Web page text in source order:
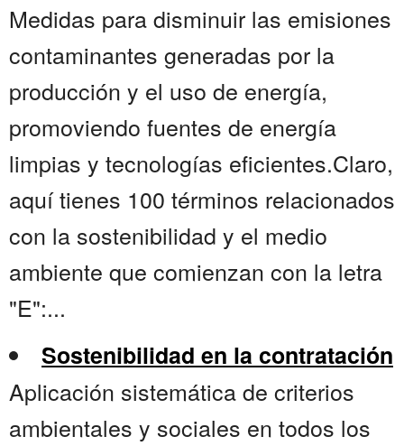
Medidas para disminuir las emisiones
contaminantes generadas por la
producción y el uso de energía,
promoviendo fuentes de energía
limpias y tecnologías eficientes.Claro,
aquí tienes 100 términos relacionados
con la sostenibilidad y el medio
ambiente que comienzan con la letra
"E":...
Sostenibilidad en la contratación
Aplicación sistemática de criterios
ambientales y sociales en todos los